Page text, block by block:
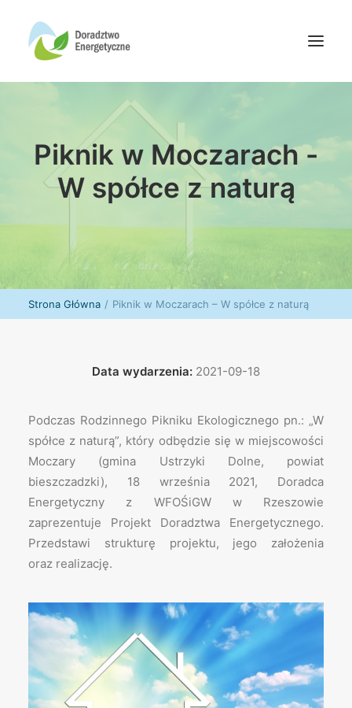
Aktualności
Wydarzenia
Oferta finansowania
Wiedza
Piknik w Moczarach -
W spółce z naturą
Strona Główna Piknik w Moczarach – W spółce z naturą
Data wydarzenia: 2021-09-18
Podczas Rodzinnego Pikniku Ekologicznego pn.: „W
spółce z naturą”, który odbędzie się w miejscowości
Moczary (gmina Ustrzyki Dolne, powiat
bieszczadzki), 18 września 2021, Doradca
Energetyczny z WFOŚiGW w Rzeszowie
zaprezentuje Projekt Doradztwa Energetycznego.
Przedstawi strukturę projektu, jego założenia
oraz realizację.